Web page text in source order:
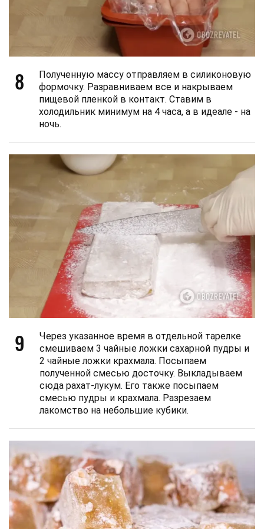
8
Полученную массу отправляем в силиконовую
формочку. Разравниваем все и накрываем
пищевой пленкой в ​​контакт. Ставим в
холодильник минимум на 4 часа, а в идеале - на
ночь.
9
Через указанное время в отдельной тарелке
смешиваем 3 чайные ложки сахарной пудры и
2 чайные ложки крахмала. Посыпаем
полученной смесью досточку. Выкладываем
сюда рахат-лукум. Его также посыпаем
смесью пудры и крахмала. Разрезаем
лакомство на небольшие кубики.